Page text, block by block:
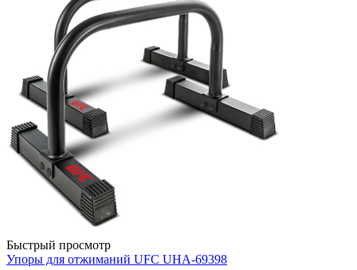
Быстрый просмотр
Упоры для отжиманий UFC UHA-69398